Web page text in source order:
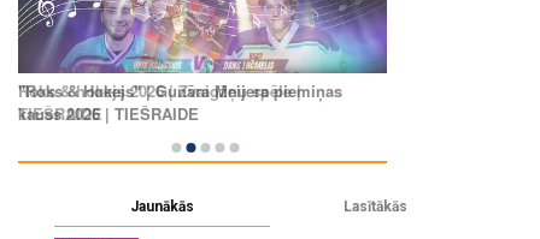
Jaunākās Lasītākās